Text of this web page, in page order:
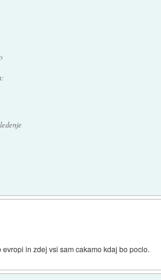
in zdej vsi sam cakamo kdaj bo poclo.